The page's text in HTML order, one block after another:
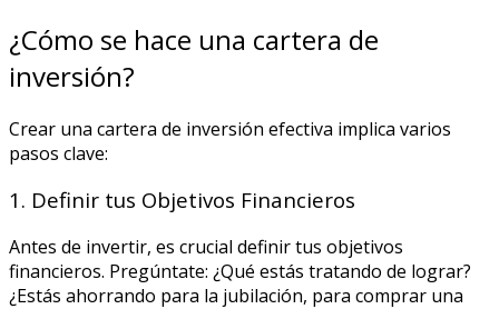
¿Cómo se hace una cartera de
inversión?
Crear una cartera de inversión efectiva implica varios
pasos clave:
1. Definir tus Objetivos Financieros
Antes de invertir, es crucial definir tus objetivos
financieros. Pregúntate: ¿Qué estás tratando de lograr?
¿Estás ahorrando para la jubilación, para comprar una